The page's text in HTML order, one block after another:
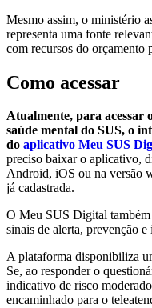
Mesmo assim, o ministério
representa uma fonte
com recursos do orçamento
Como acessar
Atualmente, para acessar
saúde mental do SUS, o
do aplicativo Meu SUS
preciso baixar o aplicativo,
Android, iOS ou na versão
já cadastrada.
O Meu SUS Digital
sinais de alerta, prevenção
A plataforma disponibiliza
Se, ao responder o
indicativo de risco
encaminhado para o